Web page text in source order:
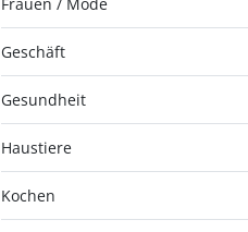
Geschäft
Gesundheit
Haustiere
Kochen